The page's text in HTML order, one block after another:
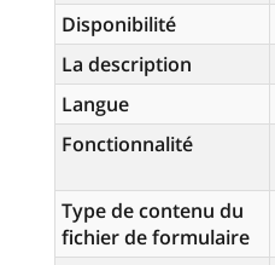
Disponibilité
La description
Langue
Fonctionnalité
Type de contenu du
fichier de formulaire